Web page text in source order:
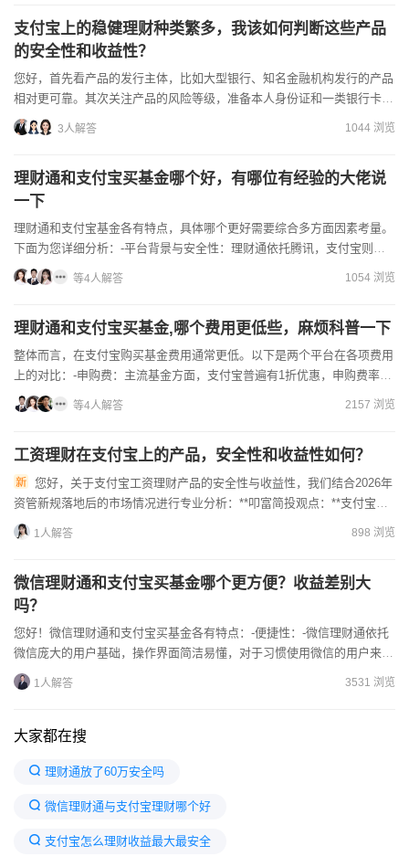
支付宝上的稳健理财种类繁多，我该如何判断这些产品
的安全性和收益性？
您好，首先看产品的发行主体，比如大型银行、知名金融机构发行的产品
相对更可靠。其次关注产品的风险等级，准备本人身份证和一类银行卡！
客户经理手里有低佣金渠道的！想要免费开vip账户可以点击...
3人解答 1044 浏览
理财通和支付宝买基金哪个好，有哪位有经验的大佬说
一下
理财通和支付宝基金各有特点，具体哪个更好需要综合多方面因素考量。
下面为您详细分析：-平台背景与安全性：理财通依托腾讯，支付宝则是
蚂蚁集团旗下，二者均为正规大型平台，有完善的安全保障体系...
等4人解答 1054 浏览
理财通和支付宝买基金,哪个费用更低些，麻烦科普一下
整体而言，在支付宝购买基金费用通常更低。以下是两个平台在各项费用
上的对比：-申购费：主流基金方面，支付宝普遍有1折优惠，申购费率为
0.15%，以10万元投资为例，只需150元手续费；微...
等4人解答 2157 浏览
工资理财在支付宝上的产品，安全性和收益性如何？
资管新规落地后的市场情况进行专业分析：**叩富简投观点：**支付宝作
为持牌第三方金融平台，其代销的理财产品合规性有保障，...
1人解答 898 浏览
微信理财通和支付宝买基金哪个更方便？收益差别大
吗？
您好！微信理财通和支付宝买基金各有特点：-便捷性：-微信理财通依托
微信庞大的用户基础，操作界面简洁易懂，对于习惯使用微信的用户来
说，购买基金就像进行日常聊天一样方便，无需再下载其他AP...
1人解答 3531 浏览
大家都在搜
理财通放了60万安全吗
微信理财通与支付宝理财哪个好
支付宝怎么理财收益最大最安全